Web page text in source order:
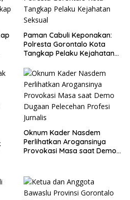
Paman Cabuli Keponakan:
Polresta Gorontalo Kota
Tangkap Pelaku Kejahatan
Oknum Kader Nasdem
Perlihatkan Arogansinya
Provokasi Masa saat Demo